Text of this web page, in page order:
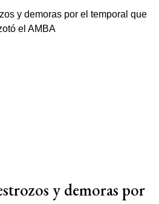
y demoras por